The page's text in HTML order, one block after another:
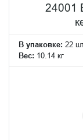
24001
В упаковке: 22
Вес: 10.14 кг